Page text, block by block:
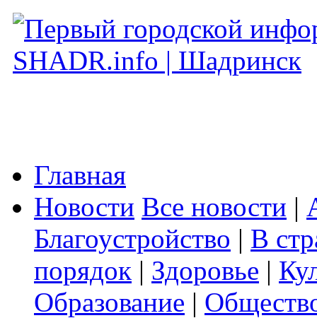
Главная
Новости Все новости |
Благоустройство | В
порядок | Здоровье |
Образование |